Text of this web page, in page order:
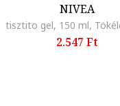
NIVEA
2.547 Ft